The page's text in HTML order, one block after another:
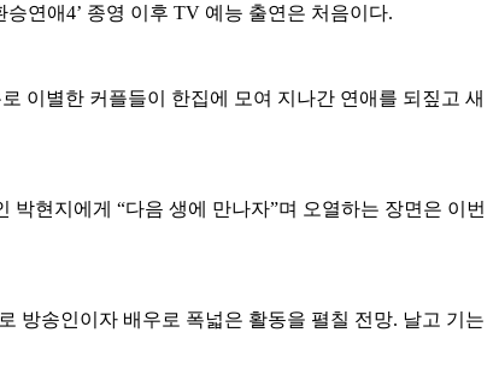
연애4’ 종영 이후 TV 예능 출연은 처음이다.
이별한 커플들이 한집에 모여 지나간 연애를 되짚고 새
박현지에게 “다음 생에 만나자”며 오열하는 장면은 이번
방송인이자 배우로 폭넓은 활동을 펼칠 전망. 날고 기는